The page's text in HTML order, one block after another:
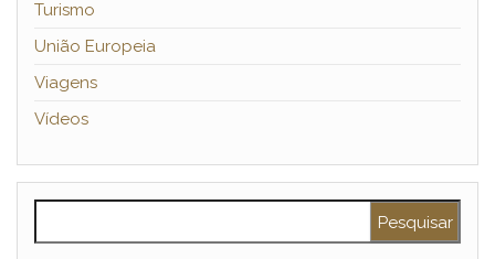
Turismo
União Europeia
Viagens
Vídeos